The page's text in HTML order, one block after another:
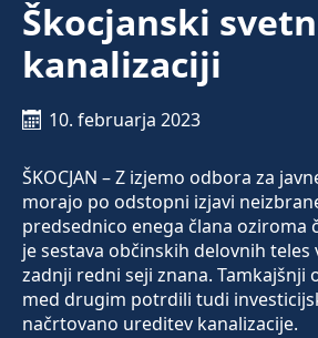
Škocjanski
kanalizaciji
10. februarja 2023
ŠKOCJAN – Z izjemo odbora za
morajo po odstopni izjavi
predsednico enega člana oziroma
je sestava občinskih delovnih teles
zadnji redni seji znana. Tamkajšnji
med drugim potrdili tudi
načrtovano ureditev kanalizacije.